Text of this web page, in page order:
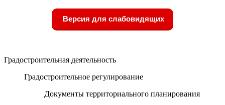
Версия для слабовидящих
Градостроительная деятельность
Градостроительное регулирование
Документы территориального планирования